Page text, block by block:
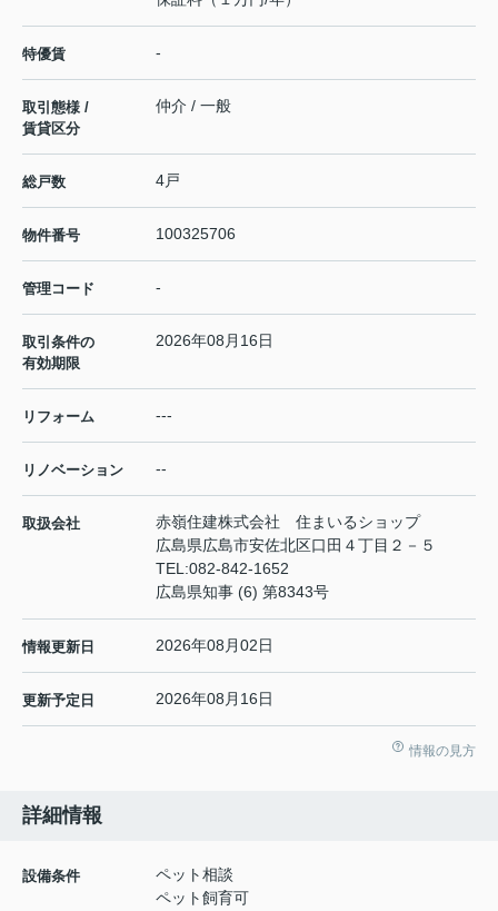
特優賃 -
取引態様 /
賃貸区分
仲介 / 一般
総戸数 4戸
物件番号 100325706
管理コード -
取引条件の
有効期限
2026年08月16日
リフォーム ---
リノベーション --
取扱会社
赤嶺住建株式会社 住まいるショップ
広島県広島市安佐北区口田４丁目２－５
TEL:082-842-1652
広島県知事 (6) 第8343号
情報更新日 2026年08月02日
更新予定日 2026年08月16日
情報の見方
詳細情報
設備条件
ペット相談
ペット飼育可